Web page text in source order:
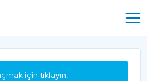
için tıklayın.